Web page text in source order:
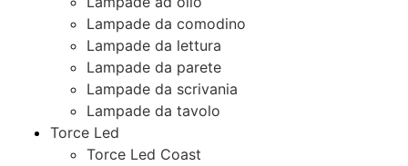
Lampade da comodino
Lampade da lettura
Lampade da parete
Lampade da scrivania
Lampade da tavolo
Torce Led
Torce Led Coast